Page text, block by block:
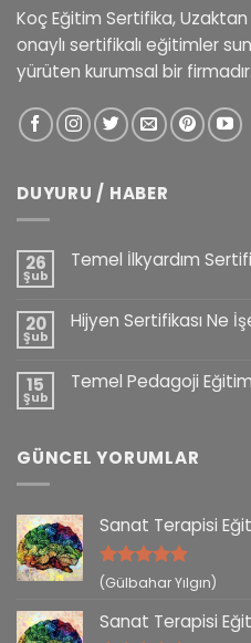
Koç Eğitim Sertifika,
onaylı sertifikalı eğitimler
yürüten kurumsal bir firmadır.
DUYURU / HABER
26
Şub
Temel İlkyardım
20
Şub
Hijyen Sertifikası Ne
15
Şub
Temel Pedagoji
GÜNCEL YORUMLAR
Sanat Terapisi
5 üzerinden
(Gülbahar Yılgın)
Sanat Terapisi